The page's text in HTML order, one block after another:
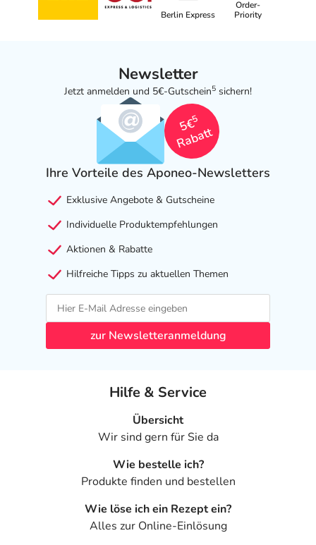
Berlin Express
Order-
Priority
Newsletter
Jetzt anmelden und 5€-Gutschein5 sichern!
5€
5
Rabatt
Ihre Vorteile des Aponeo-Newsletters
Exklusive Angebote & Gutscheine
Individuelle Produktempfehlungen
Aktionen & Rabatte
Hilfreiche Tipps zu aktuellen Themen
zur Newsletteranmeldung
Hilfe & Service
Übersicht
Wir sind gern für Sie da
Wie bestelle ich?
Produkte finden und bestellen
Wie löse ich ein Rezept ein?
Alles zur Online-Einlösung